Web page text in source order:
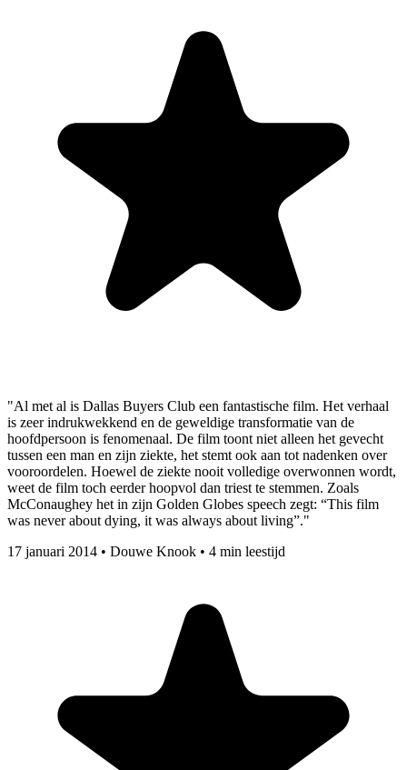
"Al met al is Dallas Buyers Club een fantastische film. Het verhaal
is zeer indrukwekkend en de geweldige transformatie van de
hoofdpersoon is fenomenaal. De film toont niet alleen het gevecht
tussen een man en zijn ziekte, het stemt ook aan tot nadenken over
vooroordelen. Hoewel de ziekte nooit volledige overwonnen wordt,
weet de film toch eerder hoopvol dan triest te stemmen. Zoals
McConaughey het in zijn Golden Globes speech zegt: “This film
was never about dying, it was always about living”."
17 januari 2014 • Douwe Knook • 4 min leestijd